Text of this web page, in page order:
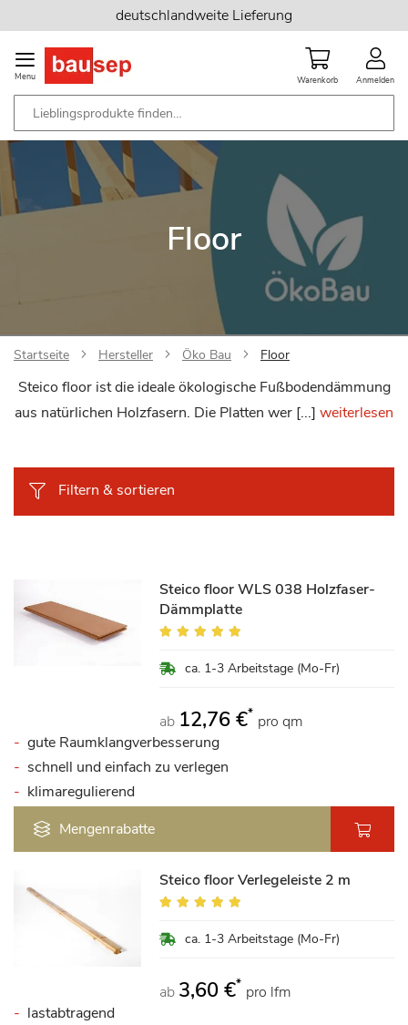
Inhalt
springen
deutschlandweite Lieferung
Menu Warenkorb Anmelden
Floor
Startseite Hersteller Öko Bau Floor
Steico floor ist die ideale ökologische Fußbodendämmung
aus natürlichen Holzfasern. Die Platten wer [...] weiterlesen
Filtern & sortieren
Steico floor WLS 038 Holzfaser-
Dämmplatte
Bewertung:
ca. 1-3 Arbeitstage (Mo-Fr)
ab 12,76 €* pro qm
gute Raumklangverbesserung
schnell und einfach zu verlegen
klimaregulierend
Mengenrabatte
Steico floor Verlegeleiste 2 m
Bewertung:
ca. 1-3 Arbeitstage (Mo-Fr)
ab 3,60 €* pro lfm
lastabtragend